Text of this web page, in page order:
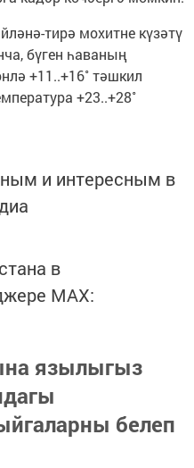
тирә мохитне күзәтү
бүген һаваның
+11..+16˚ тәшкил
+23..+28˚
и интересным в
в
MАХ:
язылыгыз
белеп